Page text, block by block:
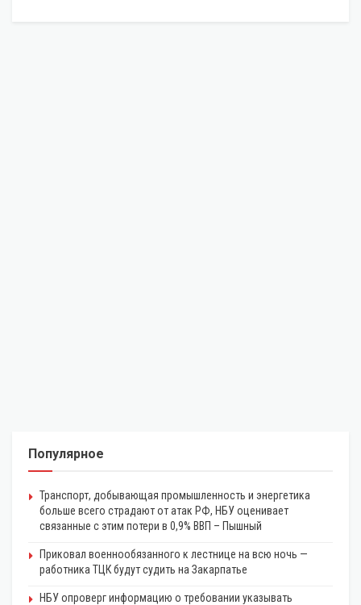
Популярное
Транспорт, добывающая промышленность и энергетика
больше всего страдают от атак РФ, НБУ оценивает
связанные с этим потери в 0,9% ВВП – Пышный
Приковал военнообязанного к лестнице на всю ночь —
работника ТЦК будут судить на Закарпатье
НБУ опроверг информацию о требовании указывать